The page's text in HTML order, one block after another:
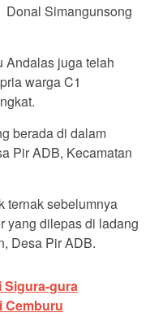
Simangunsong
Andalas juga telah
warga C1
berada di dalam
Pir ADB, Kecamatan
ternak sebelumnya
yang dilepas di ladang
Desa Pir ADB.
Sigura-gura
Cemburu